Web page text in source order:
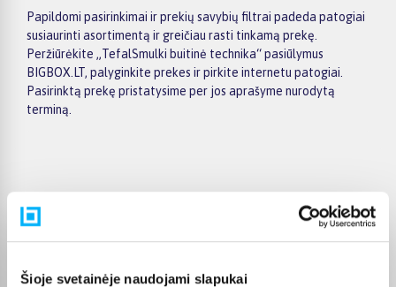
Šioje svetainėje naudojami slapukai
Papildomi pasirinkimai ir prekių savybių filtrai padeda patogiai
susiaurinti asortimentą ir greičiau rasti tinkamą prekę.
Peržiūrėkite „TefalSmulki buitinė technika“ pasiūlymus
BIGBOX.LT, palyginkite prekes ir pirkite internetu patogiai.
Pasirinktą prekę pristatysime per jos aprašyme nurodytą
terminą.
Pirkėjų atsiliepimai apie prekes
Patvirtintas pirkėjas